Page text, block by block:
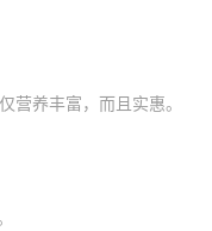
营养丰富，而且实惠。